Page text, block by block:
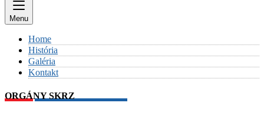
Menu
Home
História
Galéria
Kontakt
ORGÁNY SKRZ